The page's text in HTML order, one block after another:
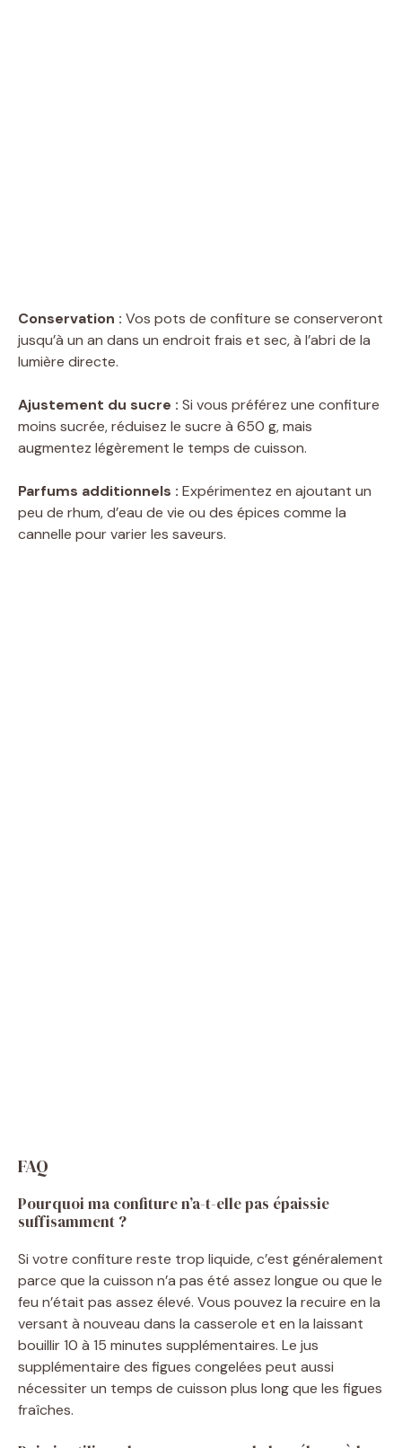
Conservation : Vos pots de confiture se conserveront
jusqu’à un an dans un endroit frais et sec, à l’abri de la
lumière directe.
Ajustement du sucre : Si vous préférez une confiture
moins sucrée, réduisez le sucre à 650 g, mais
augmentez légèrement le temps de cuisson.
Parfums additionnels : Expérimentez en ajoutant un
peu de rhum, d’eau de vie ou des épices comme la
cannelle pour varier les saveurs.
FAQ
Pourquoi ma confiture n’a-t-elle pas épaissie
suffisamment ?
Si votre confiture reste trop liquide, c’est généralement
parce que la cuisson n’a pas été assez longue ou que le
feu n’était pas assez élevé. Vous pouvez la recuire en la
versant à nouveau dans la casserole et en la laissant
bouillir 10 à 15 minutes supplémentaires. Le jus
supplémentaire des figues congelées peut aussi
nécessiter un temps de cuisson plus long que les figues
fraîches.